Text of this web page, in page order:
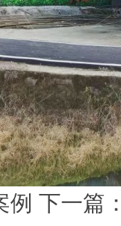
例 下一篇